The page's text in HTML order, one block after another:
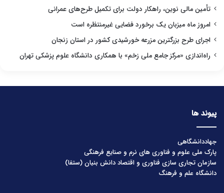
تأمین مالی نوین، راهکار دولت برای تکمیل طرح‌های عمرانی
امروز ماه میزبان یک برخورد فضایی غیرمنتظره است
اجرای طرح بزرگترین مزرعه خورشیدی کشور در استان زنجان
راه‌اندازی «مرکز جامع ملی زخم» با همکاری دانشگاه علوم پزشکی تهران
پیوند ها
جهاددانشگاهی
پارک ملی علوم و فناوری های نرم و صنایع فرهنگی
سازمان تجاری سازی فناوری و اقتصاد دانش بنیان (ستفا)
دانشگاه علم و فرهنگ